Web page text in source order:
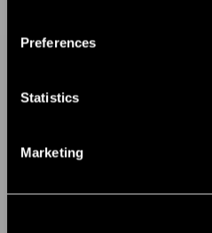
Preferences
Statistics
Marketing
will perform in Tallinn
14.8.2025 11:45
2.6.2025 09:00
This summer, the Fiskars